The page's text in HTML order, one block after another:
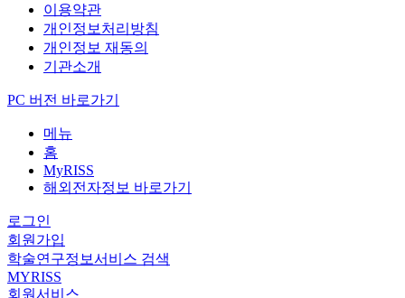
이용약관
개인정보처리방침
개인정보 재동의
기관소개
PC 버전 바로가기
메뉴
홈
MyRISS
해외전자정보 바로가기
로그인
회원가입
학술연구정보서비스 검색
MYRISS
회원서비스